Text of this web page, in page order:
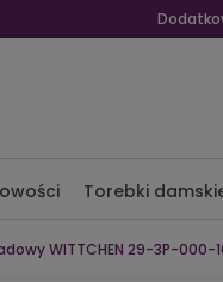
Torebki
WITTCHEN 29-3P-000-